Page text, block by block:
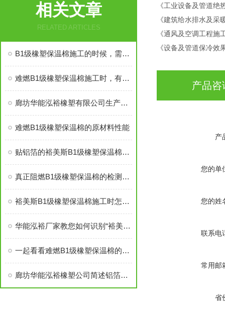
相关文章
RELATED ARTICLES
B1级橡塑保温棉施工的时候，需要注意哪些事项
难燃B1级橡塑保温棉施工时，有些事情得注意
廊坊华能泓裕橡塑有限公司生产的圣裕德B1级橡塑保温棉为什么如此受欢迎？
难燃B1级橡塑保温棉的原材料性能
贴铝箔的裕美斯B1级橡塑保温棉优点技术指标
真正阻燃B1级橡塑保温棉的检测标准及技术指标
裕美斯B1级橡塑保温棉施工时怎样选配及体积计算方法
华能泓裕厂家教您如何识别“裕美斯”牌B1级橡塑保温棉产品
一起看看难燃B1级橡塑保温棉的原材料性能
廊坊华能泓裕橡塑公司简述铝箔橡塑保温棉主要分类及性能优点
《工业设备及管道绝
《建筑给水排水及采
《通风及空调工程施
《设备及管道保冷效
产品咨
产
您的单
您的姓
联系电
常用邮
省